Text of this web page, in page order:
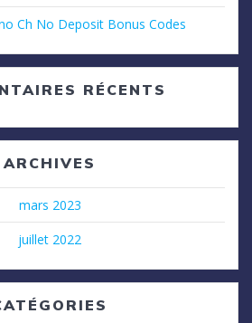
Ch No Deposit Bonus Codes
RÉCENTS
ARCHIVES
mars 2023
juillet 2022